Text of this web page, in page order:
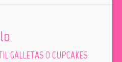
GALLETAS O CUPCAKES